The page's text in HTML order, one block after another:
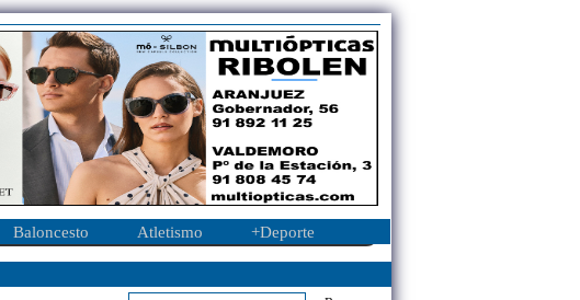
Baloncesto Atletismo +Deporte